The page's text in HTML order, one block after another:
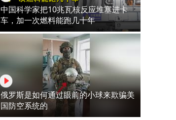
中国科学家把10兆瓦核反应堆塞进卡
车，加一次燃料能跑几十年
俄罗斯是如何通过眼前的小球来欺骗美
国防空系统的